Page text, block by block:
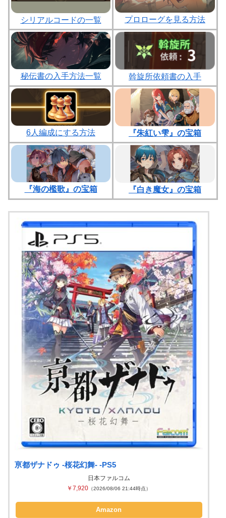
シリアルコードの一覧 プロローグを見る方法
秘伝書の入手方法一覧 斡旋所依頼書の入手
6人編成にする方法 『朱紅い雫』の宝箱
『海の檻歌』の宝箱 『白き魔女』の宝箱
亰都ザナドゥ -桜花幻舞- -PS5
日本ファルコム
￥7,920 （2026/08/06 21:44時点）
Amazon